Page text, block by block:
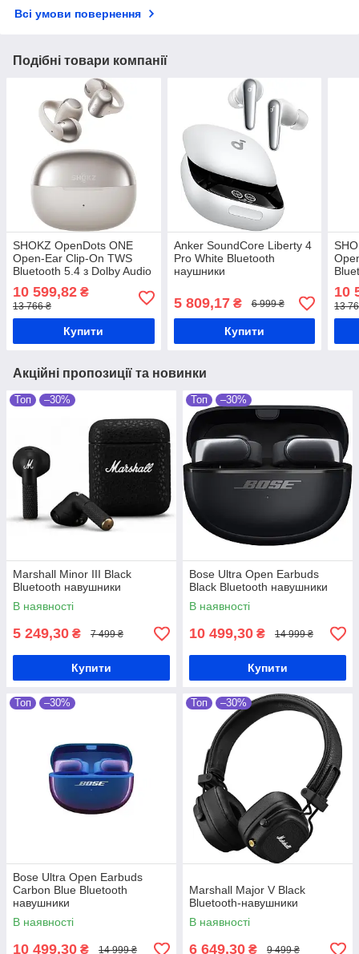
Всі умови повернення
Подібні товари компанії
SHOKZ OpenDots ONE
Open-Ear Clip-On TWS
Bluetooth 5.4 з Dolby Audio
Black Спортивні
навушники
10 599,82 ₴
13 766 ₴
Купити
Anker SoundCore Liberty 4
Pro White Bluetooth
наушники
5 809,17₴ 6 999 ₴
Купити
10
13
Акційні пропозиції та новинки
Топ –30%
Marshall Minor III Black
Bluetooth навушники
В наявності
5 249,30 ₴ 7 499 ₴
Купити
Топ –30%
Bose Ultra Open Earbuds
Black Bluetooth навушники
В наявності
10 499,30 ₴ 14 999 ₴
Купити
Топ –30%
Bose Ultra Open Earbuds
Carbon Blue Bluetooth
навушники
В наявності
10 499,30 ₴ 14 999 ₴
Топ –30%
Marshall Major V Black
Bluetooth-навушники
В наявності
6 649,30 ₴ 9 499 ₴